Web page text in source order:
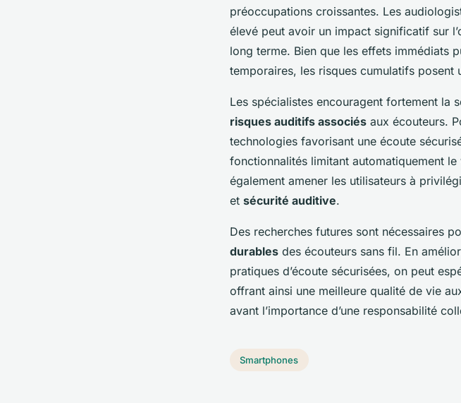
préoccupations croissantes. Les
élevé peut avoir un impact significatif sur
long terme. Bien que les effets immédiats
temporaires, les risques cumulatifs posent
Les spécialistes encouragent fortement la
risques auditifs associés aux écouteurs.
technologies favorisant une écoute
fonctionnalités limitant automatiquement
également amener les utilisateurs à
et sécurité auditive.
Des recherches futures sont nécessaires
durables des écouteurs sans fil. En
pratiques d’écoute sécurisées, on peut
offrant ainsi une meilleure qualité de vie
avant l’importance d’une responsabilité
Smartphones